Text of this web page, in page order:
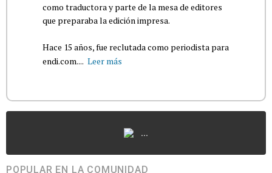
como traductora y parte de la mesa de editores
que preparaba la edición impresa.
Hace 15 años, fue reclutada como periodista para
endi.com.... Leer más
...
POPULAR EN LA COMUNIDAD